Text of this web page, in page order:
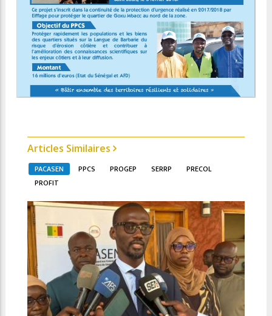
Articles Similaires
PACASEN PPCS PROGEP SERRP
PRECOL
PROFIT